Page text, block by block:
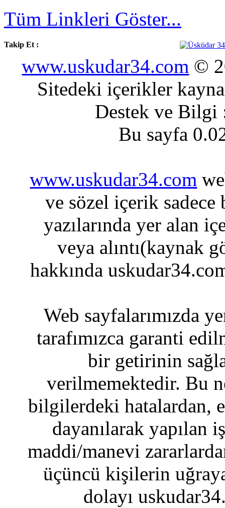
Tüm Linkleri Göster...
Takip Et :
www.uskudar34.com ©
Sitedeki içerikler
Destek ve
Bu sayfa
www.uskudar34.com
ve sözel içerik sadece
yazılarında yer alan
veya alıntı(kaynak
hakkında
Web sayfalarımızda
tarafımızca garanti
bir getirinin
verilmemektedir. Bu
bilgilerdeki hatalardan,
dayanılarak yapılan
maddi/manevi
üçüncü kişilerin
dolayı